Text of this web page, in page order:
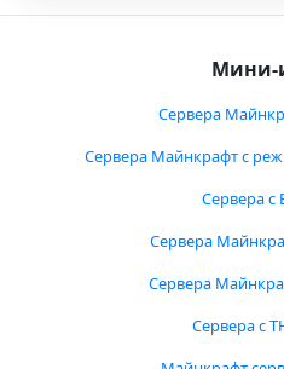
Мини-
Сервера
Сервера Майнкрафт с
Сервера с
Сервера
Сервера
Сервера с